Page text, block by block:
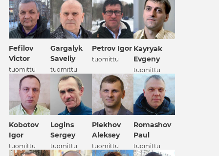
Fefilov
Victor
tuomittu
Gargalyk
Saveliy
tuomittu
Petrov Igor
tuomittu
Kayryak
Evgeny
tuomittu
Kobotov
Igor
tuomittu
Logins
Sergey
tuomittu
Plekhov
Aleksey
tuomittu
Romashov
Paul
tuomittu